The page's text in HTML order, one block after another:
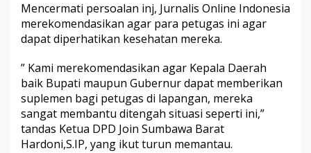
Mencermati persoalan inj, Jurnalis Online Indonesia
merekomendasikan agar para petugas ini agar
dapat diperhatikan kesehatan mereka.
” Kami merekomendasikan agar Kepala Daerah
baik Bupati maupun Gubernur dapat memberikan
suplemen bagi petugas di lapangan, mereka
sangat membantu ditengah situasi seperti ini,”
tandas Ketua DPD Join Sumbawa Barat
Hardoni,S.IP, yang ikut turun memantau.